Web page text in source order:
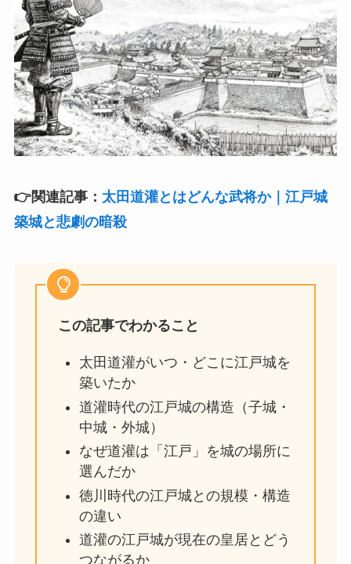
👉関連記事： 太田道灌とはどんな武将か｜江戸城
築城と悲劇の暗殺
この記事でわかること
太田道灌がいつ・どこに江戸城を
築いたか
道灌時代の江戸城の構造（子城・
中城・外城）
なぜ道灌は「江戸」を城の場所に
選んだか
徳川時代の江戸城との規模・構造
の違い
道灌の江戸城が現在の皇居とどう
つながるか